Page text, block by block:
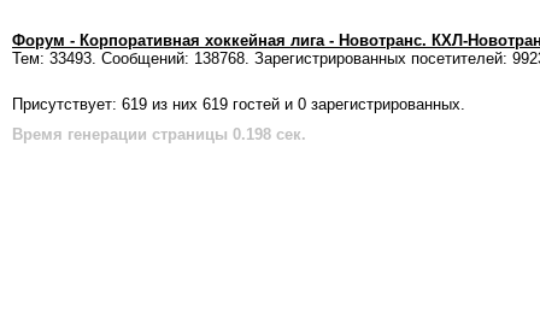
Форум - Корпоративная хоккейная лига - Новотранс. КХЛ-
Тем: 33493. Сообщений: 138768. Зарегистрированных посетителей:
Присутствует: 619 из них 619 гостей и 0 зарегистрированных.
Время генерации страницы 0.198 сек.